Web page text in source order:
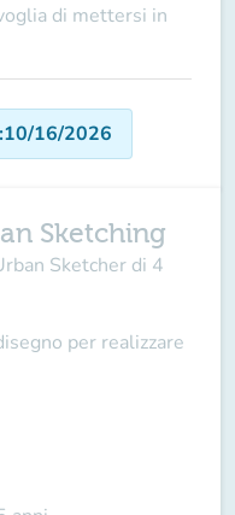
di mettersi in
10/16/2026
Sketching
Sketcher di 4
per realizzare